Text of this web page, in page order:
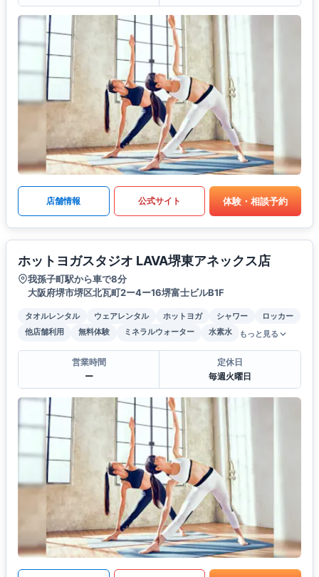
店舗情報 公式サイト 体験・相談予約
ホットヨガスタジオ LAVA堺東アネックス店
我孫子町駅から車で8分
大阪府堺市堺区北瓦町2ー4ー16堺富士ビルB1F
タオルレンタル ウェアレンタル ホットヨガ シャワー
ロッカー
他店舗利用
無料体験 ミネラルウォーター 水素水 もっと見る
営業時間
ー
定休日
毎週火曜日